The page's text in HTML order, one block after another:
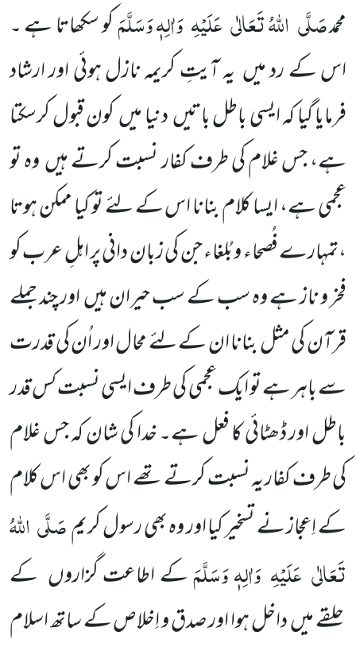
محمدصَلَّی اللّٰہُ تَعَالٰی عَلَیْہِوَاٰلِہٖ وَسَلَّمَکو سکھاتا ہے ۔
اس کے رد میں یہ آیتِ کریمہ نازل ہوئی اور ارشاد
فرمایا گیا کہ ایسی باطل باتیںدنیا میںکون قبول کرسکتا
ہے، جس غلام کی طرف کفار نسبت کرتے ہیںوہ تو
عجمی ہے، ایسا کلام بنانا اس کے لئے تو کیا ممکن ہوتا
،تمہارے فُصحاء و بُلغاء جن کی زبان دانی پر اہلِ عرب کو
فخر و ناز ہے وہ سب کے سب حیران ہیںاور چند جملے
قرآن کی مثل بنانا ان کے لئے محال اور اُن کی قدرت
سے باہر ہے تو ایک عجمی کی طرف ایسی نسبت کس قدر
باطل اور ڈھٹائی کا فعل ہے۔ خدا کی شان کہ جس غلام
کی طرف کفار یہ نسبت کرتے تھے اس کو بھی اس کلام
کے اِعجاز نے تسخیر کیا اور وہ بھی رسول کریمصَلَّی اللّٰہُ
تَعَالٰی عَلَیْہِ وَاٰلِہٖ وَسَلَّمَکے اطاعت گزاروں کے
حلقے میںداخل ہوا اور صدق و اِخلاص کے ساتھ اسلام